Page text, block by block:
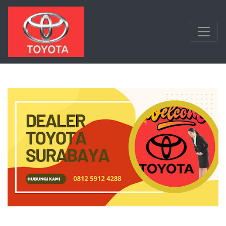
Langsung ke konten utama